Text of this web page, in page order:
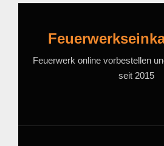
Feuerwerk online vorbestellen
seit 2015